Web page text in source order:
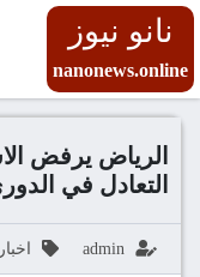
نانو نيوز
nanonews.online
الرياض يرفض
التعادل في
admin